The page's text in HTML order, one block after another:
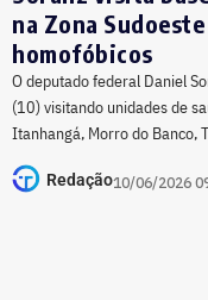
na Zona
homofóbicos
O deputado federal Daniel
(10) visitando unidades de
Itanhangá, Morro do Banco,
Redação10/06/2026